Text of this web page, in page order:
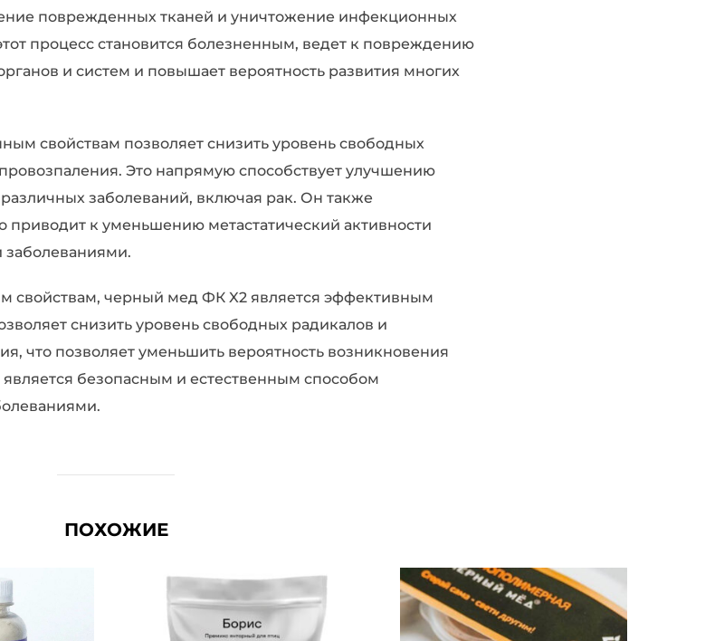
поврежденных тканей и уничтожение инфекционных
процесс становится болезненным, ведет к повреждению
и систем и повышает вероятность развития многих
свойствам позволяет снизить уровень свободных
Это напрямую способствует улучшению
заболеваний, включая рак. Он также
приводит к уменьшению метастатический активности
заболеваниями.
свойствам, черный мед ФК X2 является эффективным
снизить уровень свободных радикалов и
что позволяет уменьшить вероятность возникновения
безопасным и естественным способом
ПОХОЖИЕ